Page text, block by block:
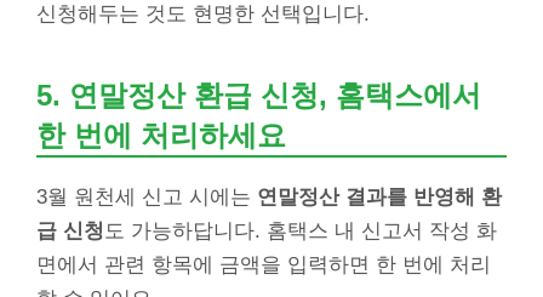
신청해두는 것도 현명한 선택입니다.
5. 연말정산 환급 신청, 홈택스에서
한 번에 처리하세요
3월 원천세 신고 시에는 연말정산 결과를 반영해 환
급 신청도 가능하답니다. 홈택스 내 신고서 작성 화
면에서 관련 항목에 금액을 입력하면 한 번에 처리